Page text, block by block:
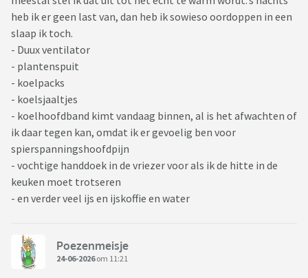
heb ik er geen last van, dan heb ik sowieso oordoppen in een
slaap ik toch.
- Duux ventilator
- plantenspuit
- koelpacks
- koelsjaaltjes
- koelhoofdband kimt vandaag binnen, al is het afwachten of
ik daar tegen kan, omdat ik er gevoelig ben voor
spierspanningshoofdpijn
- vochtige handdoek in de vriezer voor als ik de hitte in de
keuken moet trotseren
- en verder veel ijs en ijskoffie en water
Poezenmeisje
24-06-2026om 11:21